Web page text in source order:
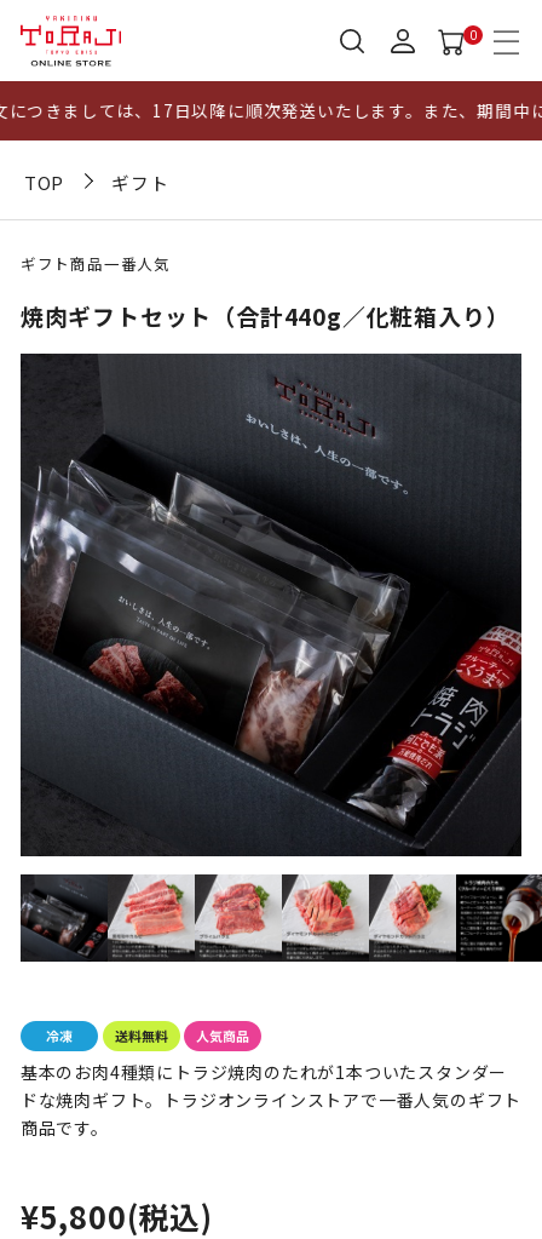
0
ては、17日以降に順次発送いたします。また、期間中にい
TOP ギフト
ギフト商品一番人気
焼肉ギフトセット（合計440g／化粧箱入り）
基本のお肉4種類にトラジ焼肉のたれが1本ついたスタンダー
ドな焼肉ギフト。トラジオンラインストアで一番人気のギフト
商品です。
¥5,800(税込)